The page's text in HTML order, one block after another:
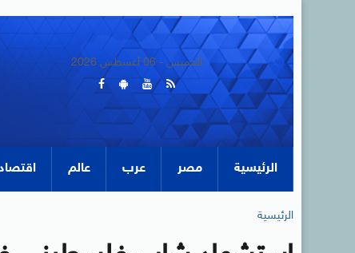
الخميس - 06 أغسطس 2026
الرئيسية مصر عرب عالم
الرئيسية